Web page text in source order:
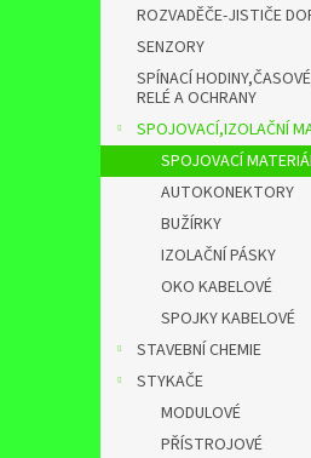
ROZVADĚČE-JISTIČE
SENZORY
SPÍNACÍ
RELÉ A OCHRANY
SPOJOVACÍ,IZOLAČNÍ
SPOJOVACÍ
AUTOKONEKTORY
BUŽÍRKY
IZOLAČNÍ PÁSKY
OKO KABELOVÉ
SPOJKY KABELOVÉ
STAVEBNÍ CHEMIE
STYKAČE
MODULOVÉ
PŘÍSTROJOVÉ